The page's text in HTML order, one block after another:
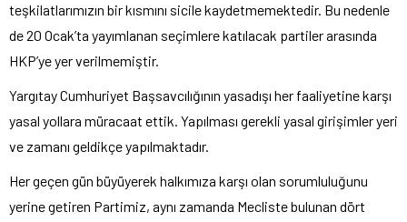
teşkilatlarımızın bir kısmını sicile kaydetmemektedir. Bu nedenle
de 20 Ocak’ta yayımlanan seçimlere katılacak partiler arasında
HKP’ye yer verilmemiştir.
Yargıtay Cumhuriyet Başsavcılığının yasadışı her faaliyetine karşı
yasal yollara müracaat ettik. Yapılması gerekli yasal girişimler yeri
ve zamanı geldikçe yapılmaktadır.
Her geçen gün büyüyerek halkımıza karşı olan sorumluluğunu
yerine getiren Partimiz, aynı zamanda Mecliste bulunan dört